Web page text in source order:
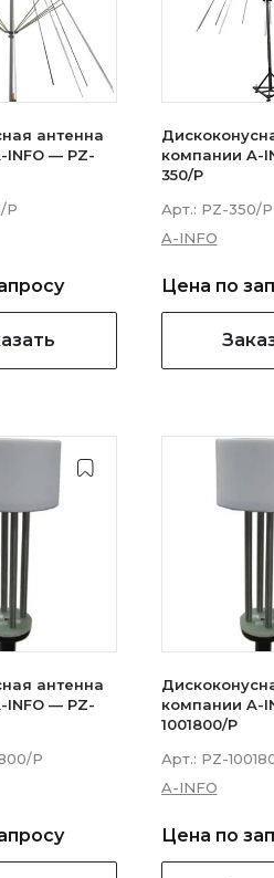
антенна
INFO — PZ-
P
компании A-
350/P
Арт.: PZ-350/P
A-INFO
Цена по
антенна
INFO — PZ-
P
компании A-
1001800/P
Арт.: PZ-
A-INFO
Цена по